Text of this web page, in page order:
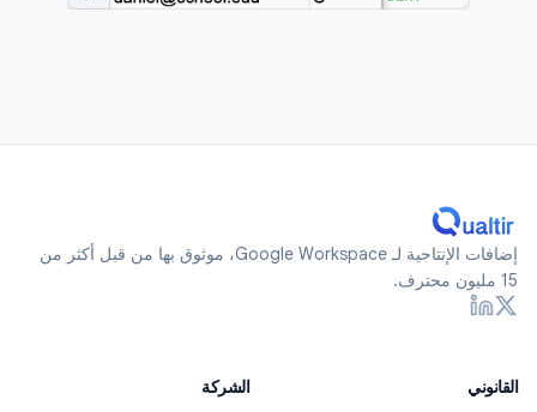
إضافات الإنتاجية لـ Google Workspace، موثوق بها من قبل أكثر من
15 مليون محترف.
القانوني
الشركة